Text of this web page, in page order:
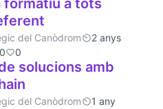
formatiu a tots
del Canòdrom
2 anys
0 0
solucions amb
del Canòdrom
1 any